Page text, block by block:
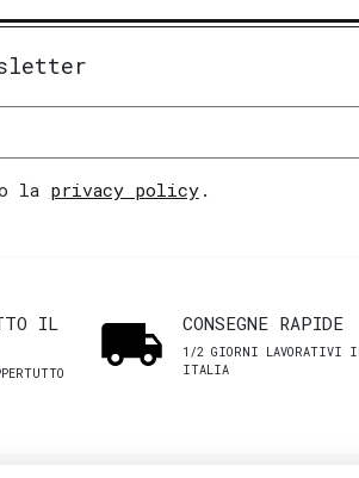
la privacy policy.
IL
CONSEGNE RAPIDE
1/2 GIORNI LAVORATIVI
ITALIA